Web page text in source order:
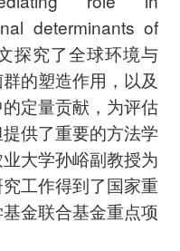
determinants of
探究了全球环境与
的塑造作用，以及
定量贡献，为评估
供了重要的方法学
大学孙峪副教授为
工作得到了国家重
金联合基金重点项